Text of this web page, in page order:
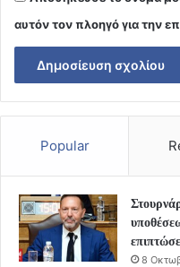
αυτόν τον πλοηγό για την
Popular
8